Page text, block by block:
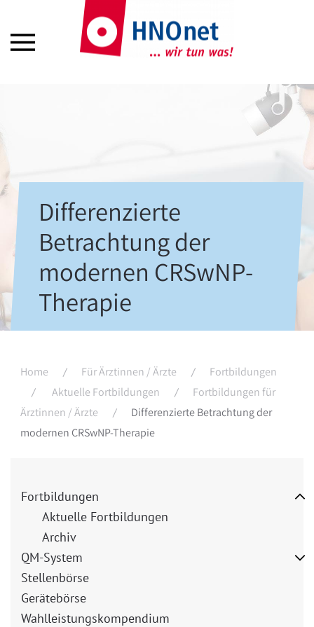
Differenzierte
Betrachtung der
modernen CRSwNP-
Therapie
Home Für Ärztinnen / Ärzte
Fortbildungen
Aktuelle Fortbildungen
Fortbildungen für
Ärztinnen / Ärzte
Differenzierte Betrachtung der
modernen CRSwNP-Therapie
Fortbildungen
Aktuelle Fortbildungen
Archiv
QM-System
Stellenbörse
Gerätebörse
Wahlleistungskompendium